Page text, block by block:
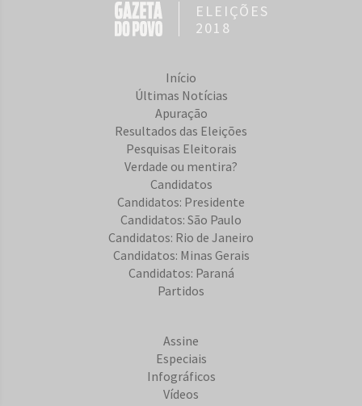
ELEIÇÕES
2018
Início
Últimas Notícias
Apuração
Resultados das Eleições
Pesquisas Eleitorais
Verdade ou mentira?
Candidatos
Candidatos: Presidente
Candidatos: São Paulo
Candidatos: Rio de Janeiro
Candidatos: Minas Gerais
Candidatos: Paraná
Partidos
Assine
Especiais
Infográficos
Vídeos